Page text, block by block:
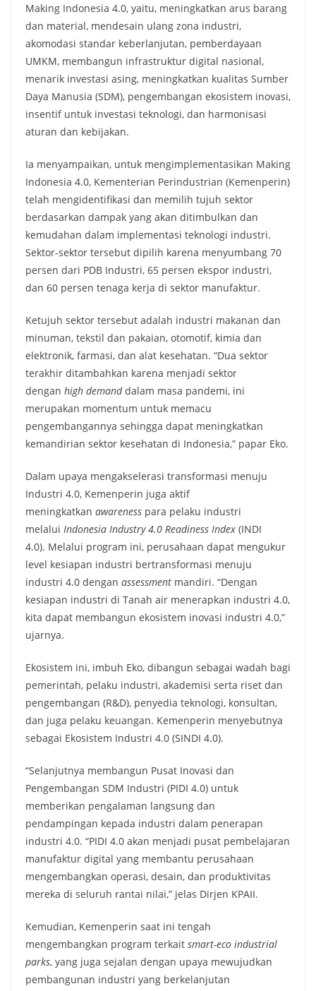
Making Indonesia 4.0, yaitu, meningkatkan arus barang
dan material, mendesain ulang zona industri,
akomodasi standar keberlanjutan, pemberdayaan
UMKM, membangun infrastruktur digital nasional,
menarik investasi asing, meningkatkan kualitas Sumber
Daya Manusia (SDM), pengembangan ekosistem inovasi,
insentif untuk investasi teknologi, dan harmonisasi
aturan dan kebijakan.
Ia menyampaikan, untuk mengimplementasikan Making
Indonesia 4.0, Kementerian Perindustrian (Kemenperin)
telah mengidentifikasi dan memilih tujuh sektor
berdasarkan dampak yang akan ditimbulkan dan
kemudahan dalam implementasi teknologi industri.
Sektor-sektor tersebut dipilih karena menyumbang 70
persen dari PDB Industri, 65 persen ekspor industri,
dan 60 persen tenaga kerja di sektor manufaktur.
Ketujuh sektor tersebut adalah industri makanan dan
minuman, tekstil dan pakaian, otomotif, kimia dan
elektronik, farmasi, dan alat kesehatan. “Dua sektor
terakhir ditambahkan karena menjadi sektor
dengan high demanddalam masa pandemi, ini
merupakan momentum untuk memacu
pengembangannya sehingga dapat meningkatkan
kemandirian sektor kesehatan di Indonesia,” papar Eko.
Dalam upaya mengakselerasi transformasi menuju
Industri 4.0, Kemenperin juga aktif
meningkatkan awareness para pelaku industri
melalui Indonesia Industry 4.0 Readiness Index (INDI
4.0). Melalui program ini, perusahaan dapat mengukur
level kesiapan industri bertransformasi menuju
industri 4.0 dengan assessment mandiri. “Dengan
kesiapan industri di Tanah air menerapkan industri 4.0,
kita dapat membangun ekosistem inovasi industri 4.0,”
ujarnya.
Ekosistem ini, imbuh Eko, dibangun sebagai wadah bagi
pemerintah, pelaku industri, akademisi serta riset dan
pengembangan (R&D), penyedia teknologi, konsultan,
dan juga pelaku keuangan. Kemenperin menyebutnya
sebagai Ekosistem Industri 4.0 (SINDI 4.0).
“Selanjutnya membangun Pusat Inovasi dan
Pengembangan SDM Industri (PIDI 4.0) untuk
memberikan pengalaman langsung dan
pendampingan kepada industri dalam penerapan
industri 4.0. “PIDI 4.0 akan menjadi pusat pembelajaran
manufaktur digital yang membantu perusahaan
mengembangkan operasi, desain, dan produktivitas
mereka di seluruh rantai nilai,” jelas Dirjen KPAII.
Kemudian, Kemenperin saat ini tengah
mengembangkan program terkait smart-eco industrial
parks, yang juga sejalan dengan upaya mewujudkan
pembangunan industri yang berkelanjutan